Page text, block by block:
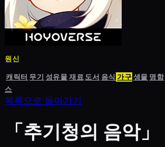
원신
캐릭터 무기 성유물재료도서 음식 가구생물 명함
스
목록으로 돌아가기
「추기청의 음악」